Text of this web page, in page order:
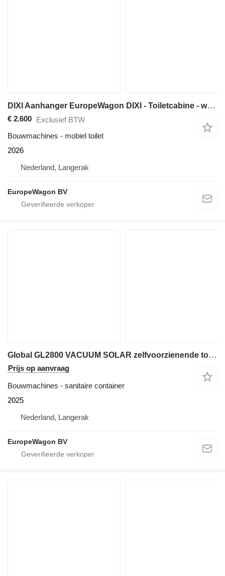
DIXI Aanhanger EuropeWagon DIXI - Toiletcabine - wc aanhanger
€ 2.600 Exclusief BTW
Bouwmachines - mobiel toilet
2026
Nederland, Langerak
EuropeWagon BV
Global GL2800 VACUUM SOLAR zelfvoorzienende toiletwagen UNIEK
Prijs op aanvraag
Bouwmachines - sanitaire container
2025
Nederland, Langerak
EuropeWagon BV